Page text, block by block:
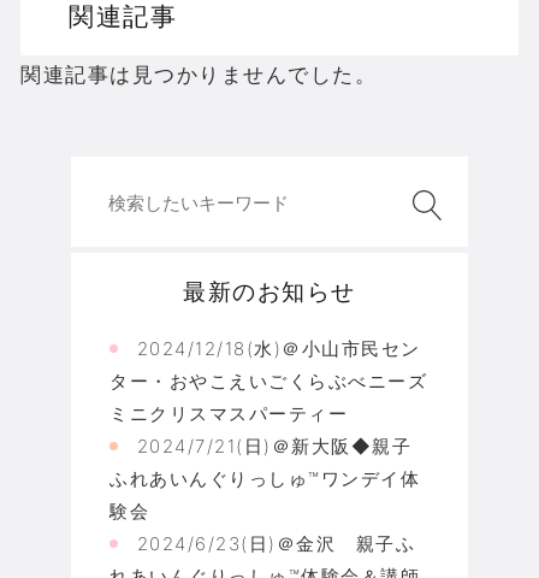
関連記事
関連記事は見つかりませんでした。
最新のお知らせ
2024/12/18(水)＠小山市民セン
ター・おやこえいごくらぶべニーズ
ミニクリスマスパーティー
2024/7/21(日)＠新大阪◆親子
ふれあいんぐりっしゅ™ワンデイ体
験会
2024/6/23(日)＠金沢 親子ふ